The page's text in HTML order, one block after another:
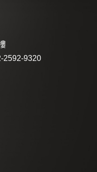
2592-9320